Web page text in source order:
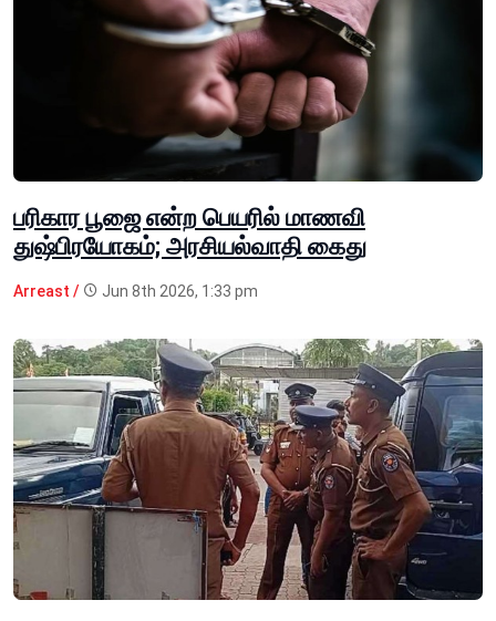
பரிகார பூஜை என்ற பெயரில் மாணவி
துஷ்பிரயோகம்; அரசியல்வாதி கைது
Arreast / Jun 8th 2026, 1:33 pm